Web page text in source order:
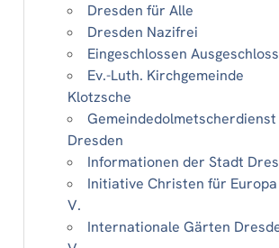
Dresden für Alle
Dresden Nazifrei
Eingeschlossen
Ev.-Luth. Kirchgemeinde
Klotzsche
Gemeindedolmetscherdienst
Dresden
Informationen der Stadt
Initiative Christen für Europa
V.
Internationale Gärten